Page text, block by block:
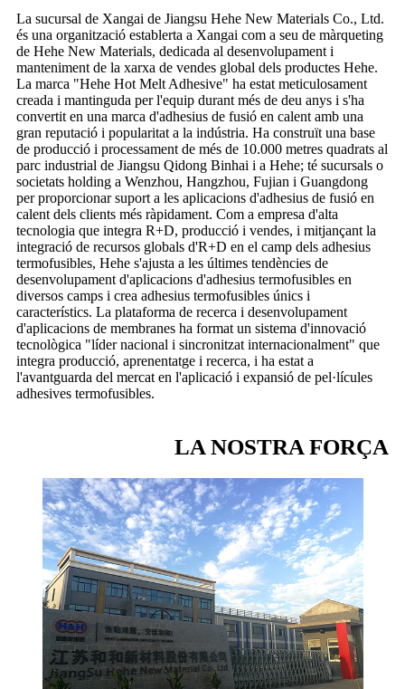
La sucursal de Xangai de Jiangsu Hehe New Materials Co., Ltd.
és una organització establerta a Xangai com a seu de màrqueting
de Hehe New Materials, dedicada al desenvolupament i
manteniment de la xarxa de vendes global dels productes Hehe.
La marca "Hehe Hot Melt Adhesive" ha estat meticulosament
creada i mantinguda per l'equip durant més de deu anys i s'ha
convertit en una marca d'adhesius de fusió en calent amb una
gran reputació i popularitat a la indústria. Ha construït una base
de producció i processament de més de 10.000 metres quadrats al
parc industrial de Jiangsu Qidong Binhai i a Hehe; té sucursals o
societats holding a Wenzhou, Hangzhou, Fujian i Guangdong
per proporcionar suport a les aplicacions d'adhesius de fusió en
calent dels clients més ràpidament. Com a empresa d'alta
tecnologia que integra R+D, producció i vendes, i mitjançant la
integració de recursos globals d'R+D en el camp dels adhesius
termofusibles, Hehe s'ajusta a les últimes tendències de
desenvolupament d'aplicacions d'adhesius termofusibles en
diversos camps i crea adhesius termofusibles únics i
característics. La plataforma de recerca i desenvolupament
d'aplicacions de membranes ha format un sistema d'innovació
tecnològica "líder nacional i sincronitzat internacionalment" que
integra producció, aprenentatge i recerca, i ha estat a
l'avantguarda del mercat en l'aplicació i expansió de pel·lícules
adhesives termofusibles.
LA NOSTRA FORÇA